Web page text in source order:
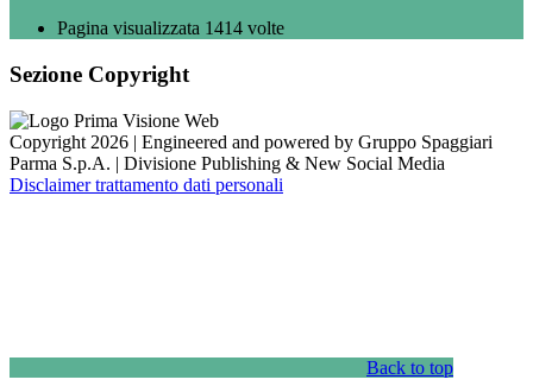
Pagina visualizzata 1414 volte
Sezione Copyright
Copyright 2026 | Engineered and powered by Gruppo Spaggiari
Parma S.p.A. | Divisione Publishing & New Social Media
Disclaimer trattamento dati personali
Back to top